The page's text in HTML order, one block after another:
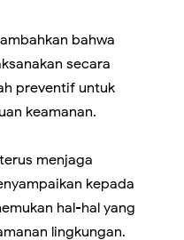
bahwa
secara
preventif untuk
keamanan.
menjaga
kepada
hal-hal yang
lingkungan.